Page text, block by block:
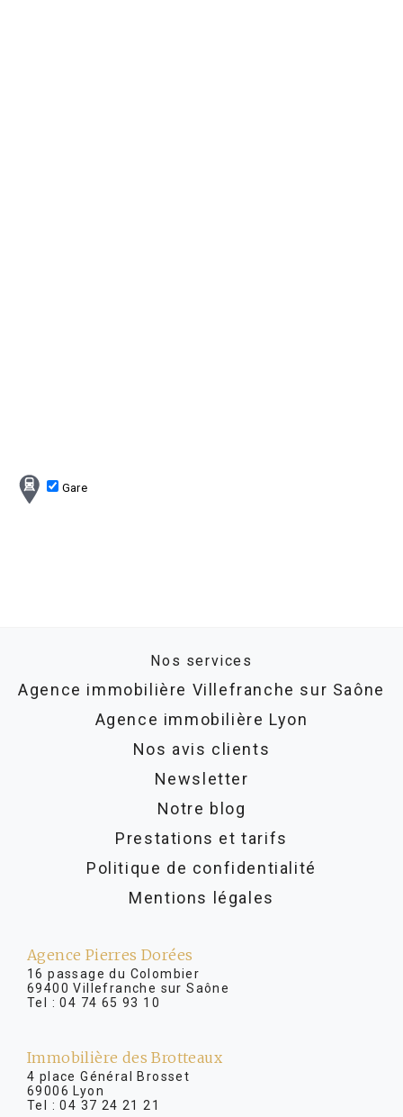
Gare
Nos services
Agence immobilière Villefranche sur Saône
Agence immobilière Lyon
Nos avis clients
Newsletter
Notre blog
Prestations et tarifs
Politique de confidentialité
Mentions légales
Agence Pierres Dorées
16 passage du Colombier
69400 Villefranche sur Saône
Tel :04 74 65 93 10
Immobilière des Brotteaux
4 place Général Brosset
69006 Lyon
Tel :04 37 24 21 21